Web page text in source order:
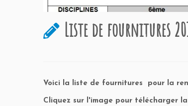
Liste de fournitures
Voici la liste de fournitures pour la
Cliquez sur l'image pour télécharger